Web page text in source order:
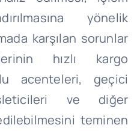
yönelik
karşılan sorunlar
hızlı kargo
acenteleri, geçici
ve diğer
teminen